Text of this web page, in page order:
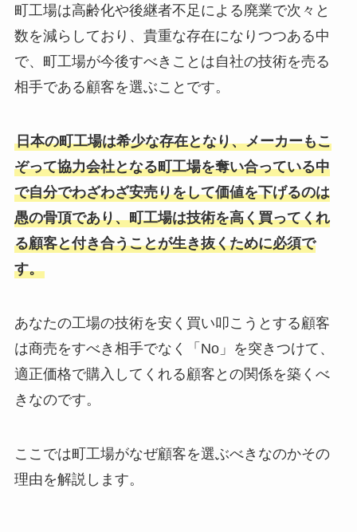
町工場は高齢化や後継者不足による廃業で次々と
数を減らしており、貴重な存在になりつつある中
で、町工場が今後すべきことは自社の技術を売る
相手である顧客を選ぶことです。
日本の町工場は希少な存在となり、メーカーもこ
ぞって協力会社となる町工場を奪い合っている中
で自分でわざわざ安売りをして価値を下げるのは
愚の骨頂であり、町工場は技術を高く買ってくれ
る顧客と付き合うことが生き抜くために必須で
す。
あなたの工場の技術を安く買い叩こうとする顧客
は商売をすべき相手でなく「No」を突きつけて、
適正価格で購入してくれる顧客との関係を築くべ
きなのです。
ここでは町工場がなぜ顧客を選ぶべきなのかその
理由を解説します。